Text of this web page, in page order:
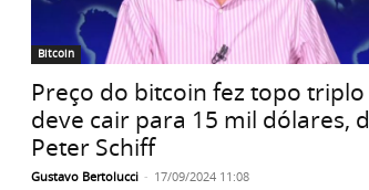
Bitcoin
Preço do bitcoin fez topo triplo
deve cair para 15 mil dólares,
Peter Schiff
Gustavo Bertolucci - 17/09/2024 11:08